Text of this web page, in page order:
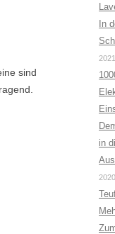
sind
In
2021
in
2020